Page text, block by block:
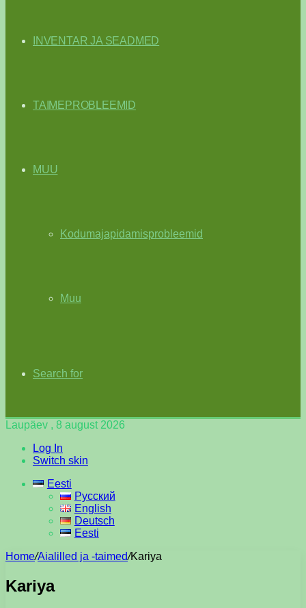
INVENTAR JA SEADMED
TAIMEPROBLEEMID
MUU
Kodumajapidamisprobleemid
Muu
Search for
Laupäev , 8 august 2026
Log In
Switch skin
Eesti
Русский
English
Deutsch
Eesti
Home/Aialilled ja -taimed/Kariya
Kariya